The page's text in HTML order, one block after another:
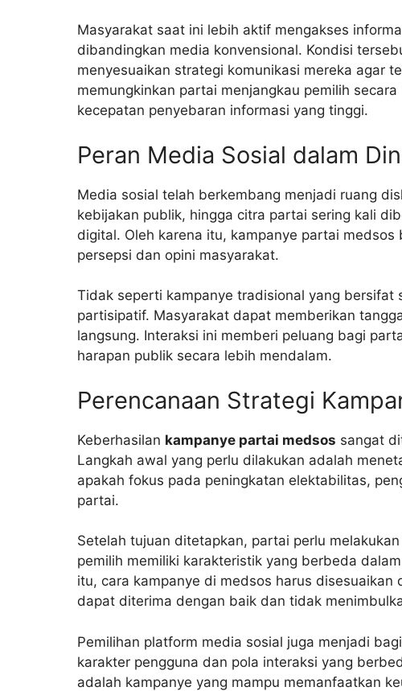
Masyarakat saat ini lebih aktif mengakses
dibandingkan media konvensional. Kondisi
menyesuaikan strategi komunikasi mereka agar
memungkinkan partai menjangkau pemilih
kecepatan penyebaran informasi yang tinggi.
Peran Media Sosial dalam
Media sosial telah berkembang menjadi ruang
kebijakan publik, hingga citra partai sering kali
digital. Oleh karena itu, kampanye partai
persepsi dan opini masyarakat.
Tidak seperti kampanye tradisional yang
partisipatif. Masyarakat dapat memberikan
langsung. Interaksi ini memberi peluang bagi
harapan publik secara lebih mendalam.
Perencanaan Strategi
Keberhasilan kampanye partai medsos sangat
Langkah awal yang perlu dilakukan adalah
apakah fokus pada peningkatan elektabilitas,
partai.
Setelah tujuan ditetapkan, partai perlu
pemilih memiliki karakteristik yang berbeda
itu, cara kampanye di medsos harus disesuaikan
dapat diterima dengan baik dan tidak
Pemilihan platform media sosial juga menjadi
karakter pengguna dan pola interaksi yang
adalah kampanye yang mampu memanfaatkan